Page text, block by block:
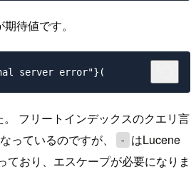
待値です。
フリートインデックスのクエリ言
っているのですが、
-
はLucene
ており、エスケープが必要になりま